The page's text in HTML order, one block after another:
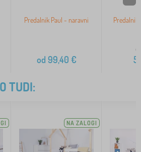
Predalnik Paul - naravni
od 99,40 €
Predalnik
TUDI:
NA ZALOGI